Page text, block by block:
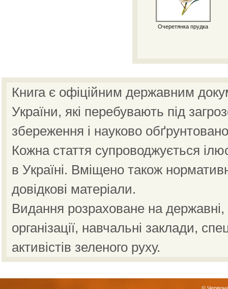
Очеретянка прудка
Книга є офіційним державним
України, які перебувають під
збереження і науково
Кожна стаття супроводжується
в Україні. Вміщено також
довідкові матеріали.
Видання розраховане на державні,
організації, навчальні заклади,
активістів зеленого руху.